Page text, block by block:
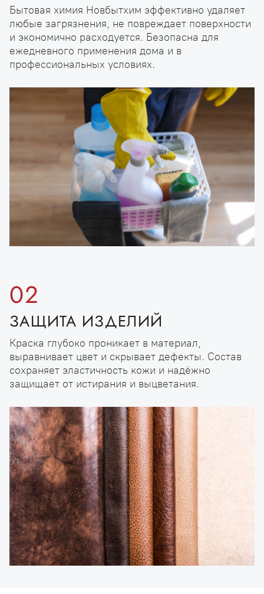
Бытовая химия Новбытхим эффективно удаляет
любые загрязнения, не повреждает поверхности
и экономично расходуется. Безопасна для
ежедневного применения дома и в
профессиональных условиях.
02
ЗАЩИТА ИЗДЕЛИЙ
Краска глубоко проникает в материал,
выравнивает цвет и скрывает дефекты. Состав
сохраняет эластичность кожи и надёжно
защищает от истирания и выцветания.